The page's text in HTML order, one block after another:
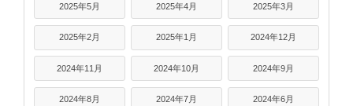
2025年5月 2025年4月 2025年3月
2025年2月 2025年1月 2024年12月
2024年11月 2024年10月 2024年9月
2024年8月 2024年7月 2024年6月